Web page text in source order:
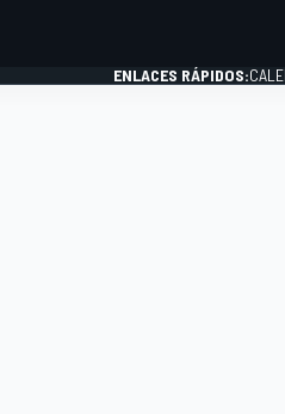
ENLACES RÁPIDOS: